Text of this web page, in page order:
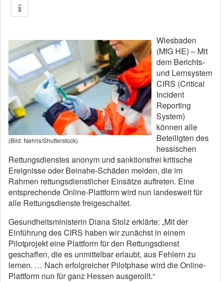
(Bild: Nehris/Shutterstock)
Wiesbaden
(MfG HE) – Mit
dem Berichts-
und Lernsystem
CIRS (Critical
Incident
Reporting
System)
können alle
Beteiligten des
hessischen
Rettungsdienstes anonym und sanktionsfrei kritische
Ereignisse oder Beinahe-Schäden melden, die im
Rahmen rettungsdienstlicher Einsätze auftreten. Eine
entsprechende Online-Plattform wird nun landesweit für
alle Rettungsdienste freigeschaltet.
Gesundheitsministerin Diana Stolz erklärte: „Mit der
Einführung des CIRS haben wir zunächst in einem
Pilotprojekt eine Plattform für den Rettungsdienst
geschaffen, die es unmittelbar erlaubt, aus Fehlern zu
lernen. … Nach erfolgreicher Pilotphase wird die Online-
Plattform nun für ganz Hessen ausgerollt.“